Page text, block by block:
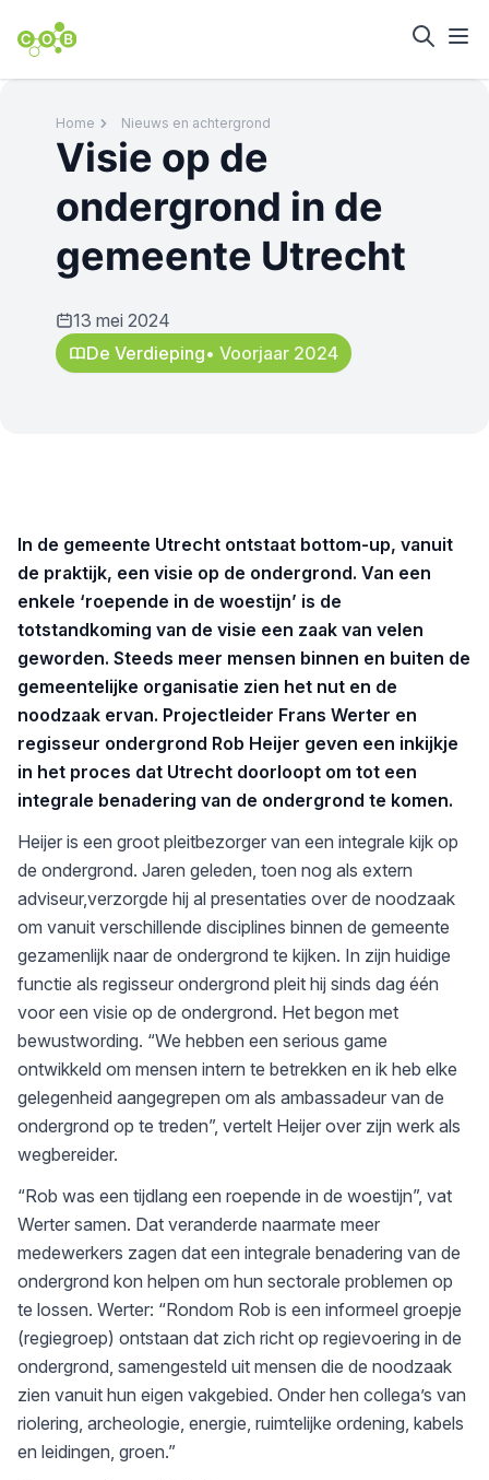
Home Nieuws en achtergrond
Visie op de
ondergrond in de
gemeente Utrecht
13 mei 2024
De Verdieping• Voorjaar 2024
In de gemeente Utrecht ontstaat bottom-up, vanuit
de praktijk, een visie op de ondergrond. Van een
enkele ‘roepende in de woestijn’ is de
totstandkoming van de visie een zaak van velen
geworden. Steeds meer mensen binnen en buiten de
gemeentelijke organisatie zien het nut en de
noodzaak ervan. Projectleider Frans Werter en
regisseur ondergrond Rob Heijer geven een inkijkje
in het proces dat Utrecht doorloopt om tot een
integrale benadering van de ondergrond te komen.
Heijer is een groot pleitbezorger van een integrale kijk op
de ondergrond. Jaren geleden, toen nog als extern
adviseur,verzorgde hij al presentaties over de noodzaak
om vanuit verschillende disciplines binnen de gemeente
gezamenlijk naar de ondergrond te kijken. In zijn huidige
functie als regisseur ondergrond pleit hij sinds dag één
voor een visie op de ondergrond. Het begon met
bewustwording. “We hebben een serious game
ontwikkeld om mensen intern te betrekken en ik heb elke
gelegenheid aangegrepen om als ambassadeur van de
ondergrond op te treden”, vertelt Heijer over zijn werk als
wegbereider.
“Rob was een tijdlang een roepende in de woestijn”, vat
Werter samen. Dat veranderde naarmate meer
medewerkers zagen dat een integrale benadering van de
ondergrond kon helpen om hun sectorale problemen op
te lossen. Werter: “Rondom Rob is een informeel groepje
(regiegroep) ontstaan dat zich richt op regievoering in de
ondergrond, samengesteld uit mensen die de noodzaak
zien vanuit hun eigen vakgebied. Onder hen collega’s van
riolering, archeologie, energie, ruimtelijke ordening, kabels
en leidingen, groen.”